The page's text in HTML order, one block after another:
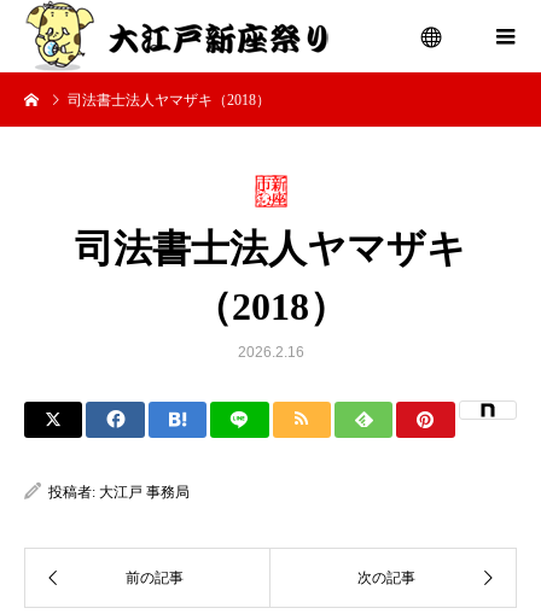
司法書士法人ヤマザキ（2018）
司法書士法人ヤマザキ
（2018）
2026.2.16
投稿者: 大江戸 事務局